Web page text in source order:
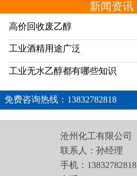
新闻资讯
高价回收废乙醇
工业酒精用途广泛
工业无水乙醇都有哪些知识
免费咨询热线： 13832782818
沧州化工有限公司
联系人：孙经理
手机：13832782818